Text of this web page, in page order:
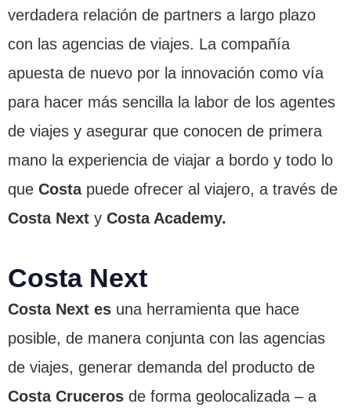
verdadera relación de partners a largo plazo
con las agencias de viajes. La compañía
apuesta de nuevo por la innovación como vía
para hacer más sencilla la labor de los agentes
de viajes y asegurar que conocen de primera
mano la experiencia de viajar a bordo y todo lo
que Costapuede ofrecer al viajero, a través de
Costa Next y Costa Academy.
Costa Next
Costa Next es una herramienta que hace
posible, de manera conjunta con las agencias
de viajes, generar demanda del producto de
Costa Cruceros de forma geolocalizada – a